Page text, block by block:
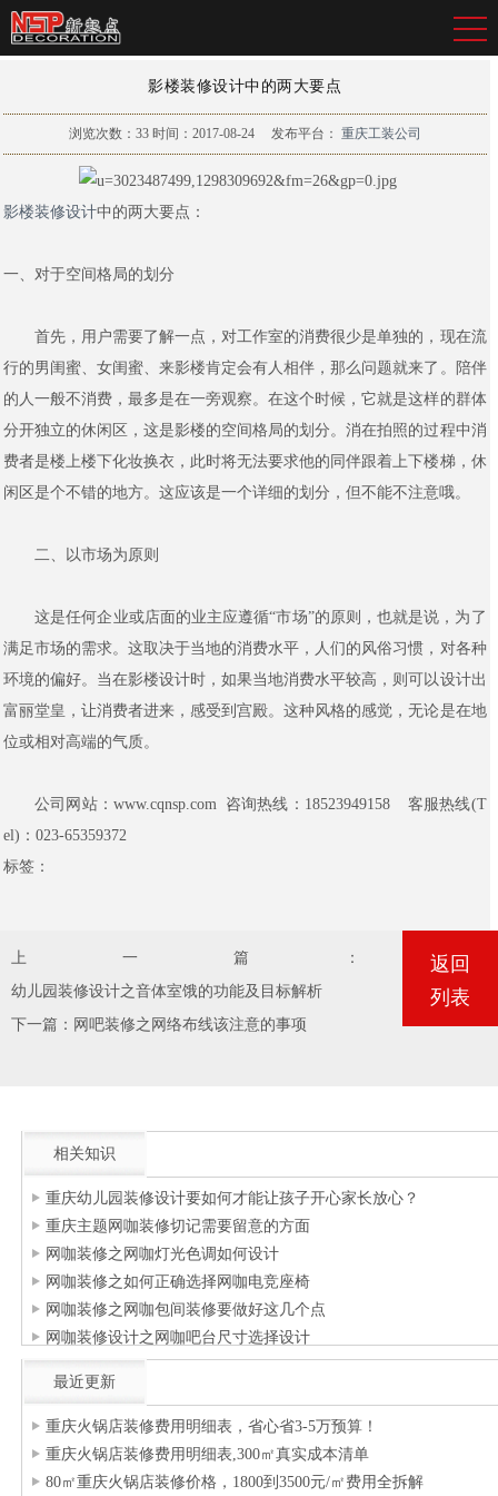
影楼装修设计中的两大要点
浏览次数： 33 时间：2017-08-24 发布平台： 重庆工装公司
影楼装修设计中的两大要点：
一、对于空间格局的划分
首先，用户需要了解一点，对工作室的消费很少是单独的，现在流
行的男闺蜜、女闺蜜、来影楼肯定会有人相伴，那么问题就来了。陪伴
的人一般不消费，最多是在一旁观察。在这个时候，它就是这样的群体
分开独立的休闲区，这是影楼的空间格局的划分。消在拍照的过程中消
费者是楼上楼下化妆换衣，此时将无法要求他的同伴跟着上下楼梯，休
闲区是个不错的地方。这应该是一个详细的划分，但不能不注意哦。
二、以市场为原则
这是任何企业或店面的业主应遵循“市场”的原则，也就是说，为了
满足市场的需求。这取决于当地的消费水平，人们的风俗习惯，对各种
环境的偏好。当在影楼设计时，如果当地消费水平较高，则可以设计出
富丽堂皇，让消费者进来，感受到宫殿。这种风格的感觉，无论是在地
位或相对高端的气质。
公司网站：www.cqnsp.com 咨询热线：18523949158 客服热线(T
el)：023-65359372
标签：
上一篇：
幼儿园装修设计之音体室饿的功能及目标解析
下一篇： 网吧装修之网络布线该注意的事项
返回
列表
相关知识
重庆幼儿园装修设计要如何才能让孩子开心家长放心？
重庆主题网咖装修切记需要留意的方面
网咖装修之网咖灯光色调如何设计
网咖装修之如何正确选择网咖电竞座椅
网咖装修之网咖包间装修要做好这几个点
网咖装修设计之网咖吧台尺寸选择设计
最近更新
重庆火锅店装修费用明细表，省心省3-5万预算！
重庆火锅店装修费用明细表,300㎡真实成本清单
80㎡重庆火锅店装修价格，1800到3500元/㎡费用全拆解